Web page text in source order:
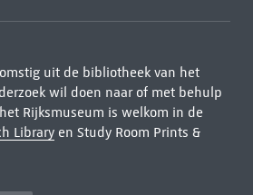
uit de bibliotheek van het
wil doen naar of met behulp
Rijksmuseum is welkom in de
Libraryen Study Room Prints &